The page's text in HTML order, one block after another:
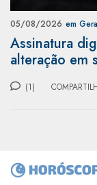
05/08/2026 em
Assinatura
alteração em
(1)